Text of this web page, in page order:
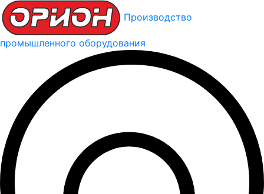
Производство
промышленного оборудования